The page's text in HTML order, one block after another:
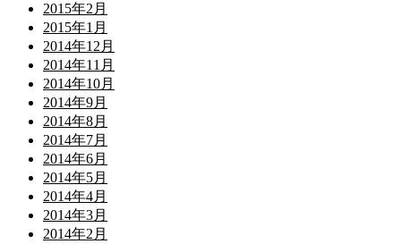
2015年2月
2015年1月
2014年12月
2014年11月
2014年10月
2014年9月
2014年8月
2014年7月
2014年6月
2014年5月
2014年4月
2014年3月
2014年2月